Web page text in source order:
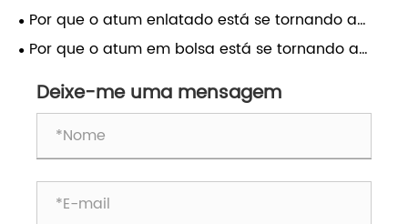
potência nutricional para dietas modernas?
Por que o atum enlatado está se tornando a
escolha inteligente para um estilo de vida
saudável e sustentável?
Por que o atum em bolsa está se tornando a
Deixe-me uma mensagem